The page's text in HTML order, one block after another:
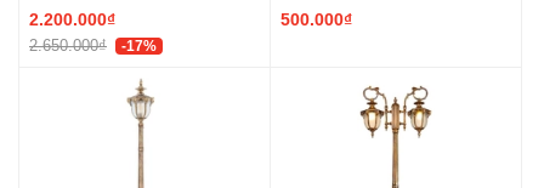
2.200.000₫
2.650.000₫ -17%
500.000₫